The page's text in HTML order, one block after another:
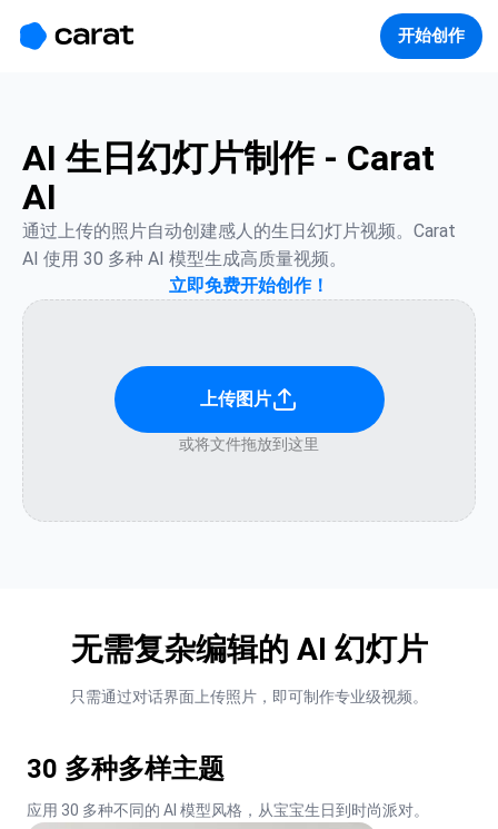
开始创作
AI 生日幻灯片制作 - Carat
AI
通过上传的照片自动创建感人的生日幻灯片视频。Carat
AI 使用 30 多种 AI 模型生成高质量视频。
立即免费开始创作！
上传图片
或将文件拖放到这里
无需复杂编辑的 AI 幻灯片
只需通过对话界面上传照片，即可制作专业级视频。
30 多种多样主题
应用 30 多种不同的 AI 模型风格，从宝宝生日到时尚派对。